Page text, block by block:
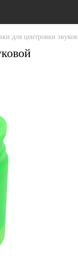
для центровки